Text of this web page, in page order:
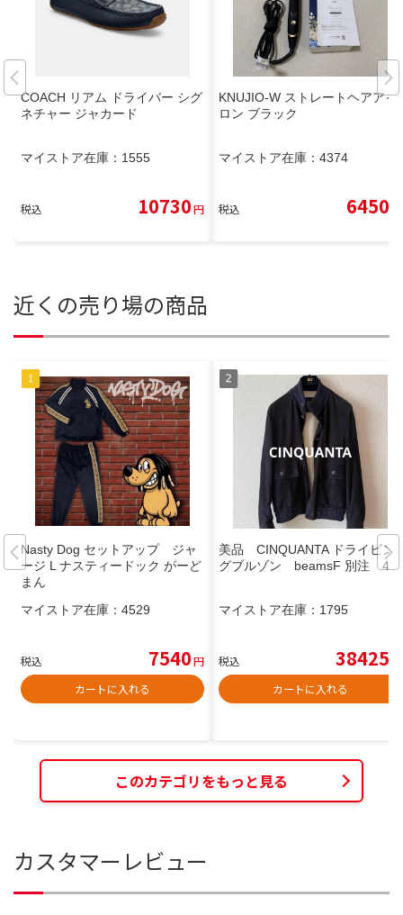
COACH リアム ドライバー シグ
ネチャー ジャカード
マイストア在庫： 1555
税込 10730円
KNUJIO-W ストレートヘアアイ
ロン ブラック
マイストア在庫： 4374
税込 6450
近くの売り場の商品
Nasty Dog セットアップ ジャ
ージ L ナスティードック がーど
まん
マイストア在庫： 4529
税込 7540円
カートに入れる
美品 CINQUANTA ドライビン
グブルゾン beamsF 別注 48
マイストア在庫： 1795
税込 38425
カートに入れる
このカテゴリをもっと見る
カスタマーレビュー